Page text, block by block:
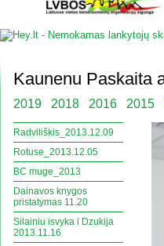
Kaunenu Paskaita
2019 2018 2016 2015
Radviliškis_2013.12.09
Rotuse_2013.12.05
BC muge_2013
Dainavos knygos
pristatymas 11.20
Silainiu isvyka i Dzukija
2013.11.16